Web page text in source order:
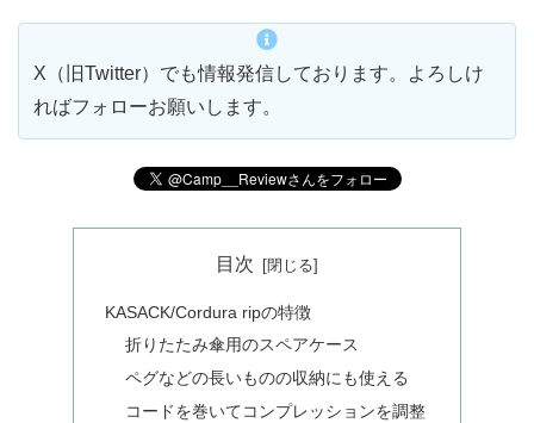
X（旧Twitter）でも情報発信しております。よろしけ
ればフォローお願いします。
目次
KASACK/Cordura ripの特徴
折りたたみ傘用のスペアケース
ペグなどの長いものの収納にも使える
コードを巻いてコンプレッションを調整